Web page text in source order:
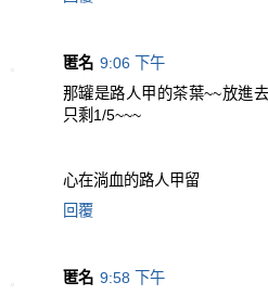
匿名 9:06 下午
那罐是路人甲的茶葉~~放進
只剩1/5~~~
心在淌血的路人甲留
回覆
匿名 9:58 下午